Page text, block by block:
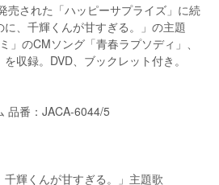
売された「ハッピーサプライズ」に続
、千輝くんが甘すぎる。」の主題
」のCMソング「青春ラプソディ」、
収録。DVD、ブックレット付き。
品番：JACA-6044/5
千輝くんが甘すぎる。」主題歌